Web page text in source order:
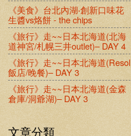
《美食》台北內湖‧創新口味花
生醬vs烙餅 - the chips
《旅行》走~~日本北海道(北海
道神宮/札幌三井outlet)– DAY 4
《旅行》走~~日本北海道(Resol
飯店/晚餐)– DAY 3
《旅行》走~~日本北海道(金森
倉庫/洞爺湖)– DAY 3
文章分類